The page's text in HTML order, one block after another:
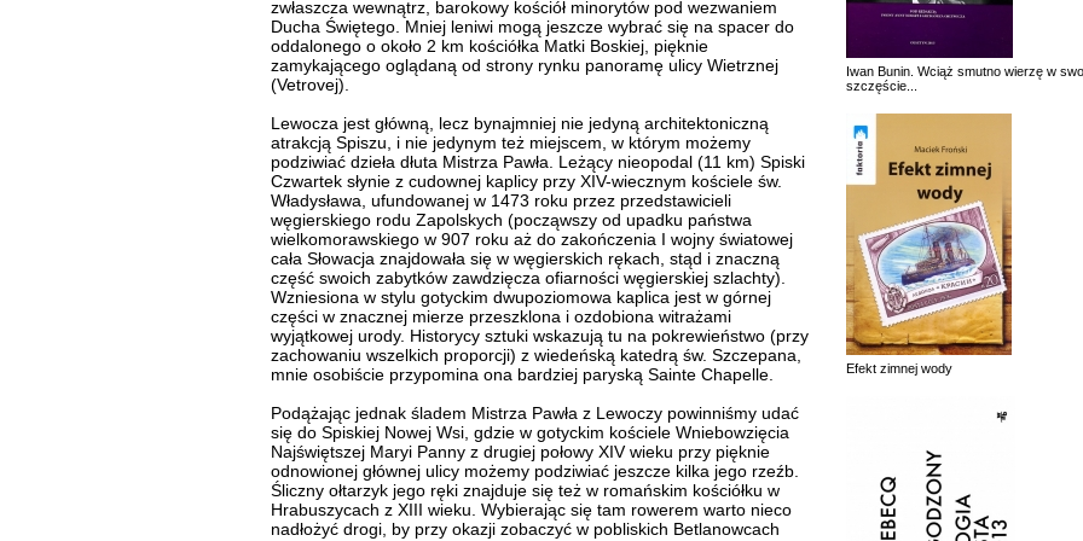
zwłaszcza wewnątrz, barokowy kościół minorytów pod wezwaniem
Ducha Świętego. Mniej leniwi mogą jeszcze wybrać się na spacer do
oddalonego o około 2 km kościółka Matki Boskiej, pięknie
zamykającego oglądaną od strony rynku panoramę ulicy Wietrznej
(Vetrovej).
Lewocza jest główną, lecz bynajmniej nie jedyną architektoniczną
atrakcją Spiszu, i nie jedynym też miejscem, w którym możemy
podziwiać dzieła dłuta Mistrza Pawła. Leżący nieopodal (11 km) Spiski
Czwartek słynie z cudownej kaplicy przy XIV-wiecznym kościele św.
Władysława, ufundowanej w 1473 roku przez przedstawicieli
węgierskiego rodu Zapolskych (począwszy od upadku państwa
wielkomorawskiego w 907 roku aż do zakończenia I wojny światowej
cała Słowacja znajdowała się w węgierskich rękach, stąd i znaczną
część swoich zabytków zawdzięcza ofiarności węgierskiej szlachty).
Wzniesiona w stylu gotyckim dwupoziomowa kaplica jest w górnej
części w znacznej mierze przeszklona i ozdobiona witrażami
wyjątkowej urody. Historycy sztuki wskazują tu na pokrewieństwo (przy
zachowaniu wszelkich proporcji) z wiedeńską katedrą św. Szczepana,
mnie osobiście przypomina ona bardziej paryską Sainte Chapelle.
Podążając jednak śladem Mistrza Pawła z Lewoczy powinniśmy udać
się do Spiskiej Nowej Wsi, gdzie w gotyckim kościele Wniebowzięcia
Najświętszej Maryi Panny z drugiej połowy XIV wieku przy pięknie
odnowionej głównej ulicy możemy podziwiać jeszcze kilka jego rzeźb.
Śliczny ołtarzyk jego ręki znajduje się też w romańskim kościółku w
Hrabuszycach z XIII wieku. Wybierając się tam rowerem warto nieco
nadłożyć drogi, by przy okazji zobaczyć w pobliskich Betlanowcach
Iwan Bunin. Wciąż smutno wierzę w
szczęście...
Efekt zimnej wody